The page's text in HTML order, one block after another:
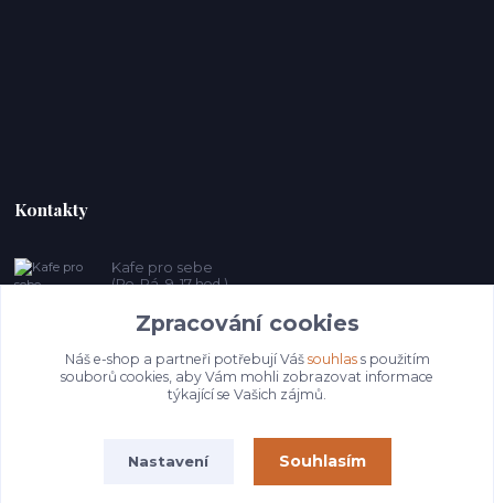
Kontakty
Kafe pro sebe
(Po-Pá, 9-17 hod.)
prosebeunicov@seznam.cz
Zpracování cookies
Náš e-shop a partneři potřebují Váš souhlass použitím
souborů cookies, aby Vám mohli zobrazovat informace
týkající se Vašich zájmů.
Nastavení Souhlasím